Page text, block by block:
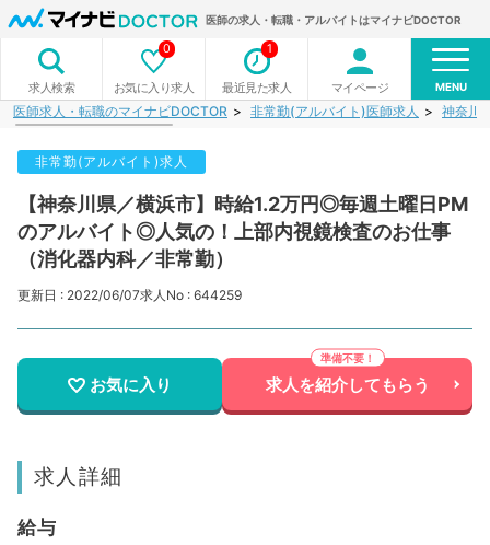
医師の求人・転職・アルバイトはマイナビDOCTOR
求人検索 お気に入り求人
0
最近見た求人
1
マイページ MENU
医師求人・転職のマイナビDOCTOR 非常勤(アルバイト)医師求人 神奈川
非常勤(アルバイト)求人
【神奈川県／横浜市】時給1.2万円◎毎週土曜日PM
のアルバイト◎人気の！上部内視鏡検査のお仕事
（消化器内科／非常勤）
更新日 : 2022/06/07求人No : 644259
お気に入り 求人を紹介してもらう
求人詳細
給与